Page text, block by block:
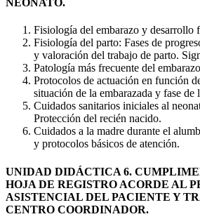
NEONATO.
Fisiología del embarazo y desarrollo
Fisiología del parto: Fases de
y valoración del trabajo de parto.
Patología más frecuente del
Protocolos de actuación en función
situación de la embarazada y fase de
Cuidados sanitarios iniciales al
Protección del recién nacido.
Cuidados a la madre durante el
y protocolos básicos de atención.
UNIDAD DIDÁCTICA 6.
HOJA DE REGISTRO ACORDE AL
ASISTENCIAL DEL PACIENTE Y
CENTRO COORDINADOR.